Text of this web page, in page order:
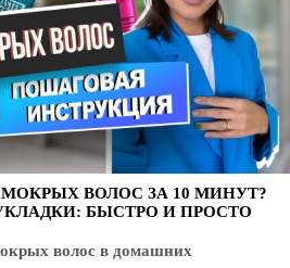
ВОЛОС ЗА 10 МИНУТ?
БЫСТРО И ПРОСТО
волос в домашних